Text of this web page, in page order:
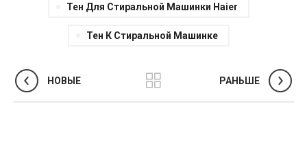
Тен Для Стиральной Машинки Haier
Тен К Стиральной Машинке
НОВЫЕ РАНЬШЕ